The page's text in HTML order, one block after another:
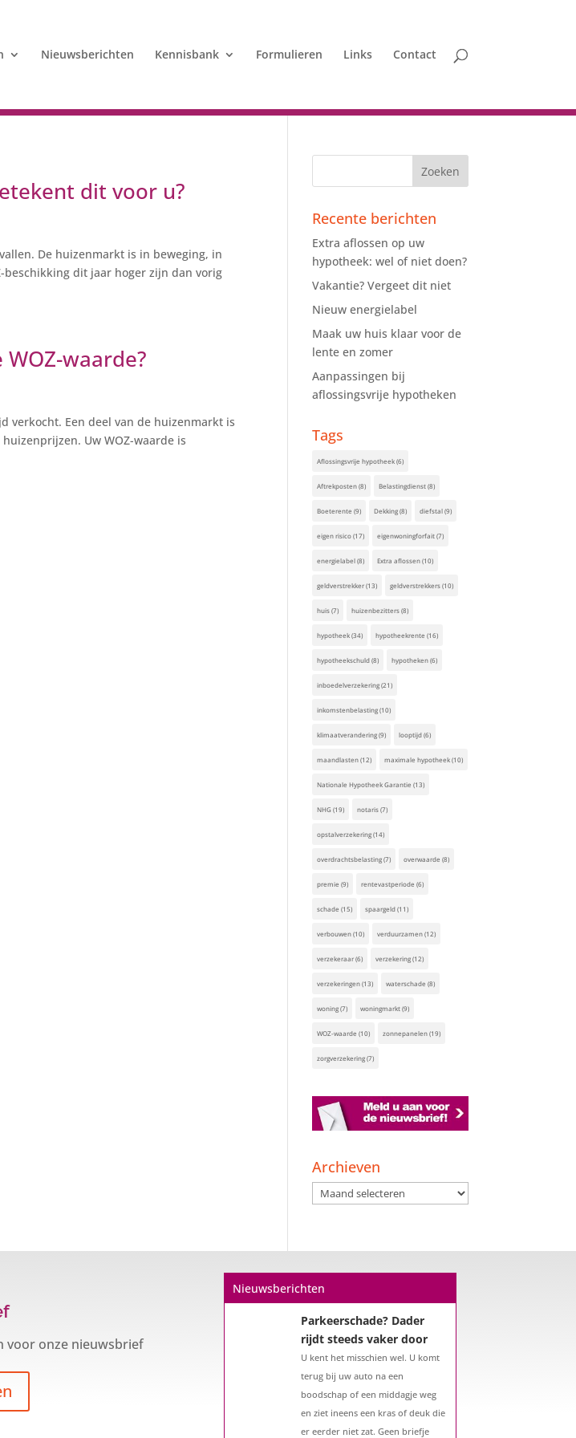
Nieuwsberichten Kennisbank Formulieren Links Contact
dit voor u?
De huizenmarkt is in beweging, in
beschikking dit jaar hoger zijn dan vorig
waarde?
verkocht. Een deel van de huizenmarkt is
Uw WOZ-waarde is
Recente berichten
Extra aflossen op uw
hypotheek: wel of niet doen?
Vakantie? Vergeet dit niet
Nieuw energielabel
Maak uw huis klaar voor de
lente en zomer
Aanpassingen bij
aflossingsvrije hypotheken
Tags
Aflossingsvrije hypotheek(6)
Aftrekposten(8) Belastingdienst(8)
Boeterente (9) Dekking(8) diefstal(9)
eigen risico(17) eigenwoningforfait(7)
energielabel(8) Extra aflossen(10)
geldverstrekker(13) geldverstrekkers(10)
huis(7) huizenbezitters(8)
hypotheek(34) hypotheekrente (16)
hypotheekschuld(8) hypotheken(6)
inboedelverzekering(21)
inkomstenbelasting(10)
klimaatverandering(9) looptijd(6)
maandlasten(12) maximale hypotheek(10)
Nationale Hypotheek Garantie (13)
NHG(19) notaris(7)
opstalverzekering(14)
overdrachtsbelasting(7) overwaarde (8)
premie (9) rentevastperiode (6)
schade (15) spaargeld(11)
verbouwen(10) verduurzamen(12)
verzekeraar(6) verzekering(12)
verzekeringen(13) waterschade (8)
woning(7) woningmarkt(9)
WOZ-waarde (10) zonnepanelen(19)
zorgverzekering(7)
Archieven
Archieven
voor onze nieuwsbrief
Nieuwsberichten
Een hypotheek na uw
mogelijkheden
De woningmarkt is nog steeds in
beweging. Misschien denkt u na
hypotheek als u 57 jaar of ouder
bent?...
Parkeerschade? Dader
rijdt steeds vaker door
U kent het misschien wel. U komt
terug bij uw auto na een
boodschap of een middagje weg
en ziet ineens een kras of deuk die
er eerder niet zat. Geen briefje